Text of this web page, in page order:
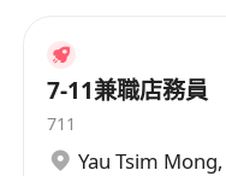
醫療津貼
生日假
生日利是
婚假
7-11兼職店務員
711
Yau Tsim Mong,